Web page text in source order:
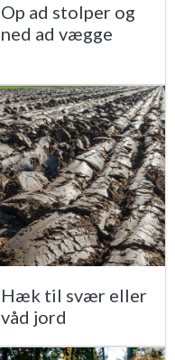
Op ad stolper og
ned ad vægge
Hæk til svær eller
våd jord